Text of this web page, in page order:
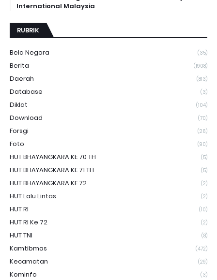
International Malaysia
RUBRIK
Bela Negara (35)
Berita (1908)
Daerah (813)
Database (3)
Diklat (104)
Download (70)
Forsgi (26)
Foto (90)
HUT BHAYANGKARA KE 70 TH (5)
HUT BHAYANGKARA KE 71 TH (5)
HUT BHAYANGKARA KE 72 (2)
HUT Lalu Lintas (2)
HUT RI (10)
HUT RI Ke 72 (2)
HUT TNI (8)
Kamtibmas (472)
Kecamatan (29)
Kominfo (3)